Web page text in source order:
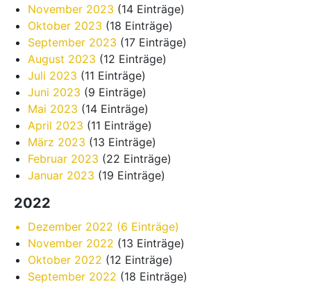
November 2023 (14 Einträge)
Oktober 2023 (18 Einträge)
September 2023 (17 Einträge)
August 2023 (12 Einträge)
Juli 2023 (11 Einträge)
Juni 2023 (9 Einträge)
Mai 2023 (14 Einträge)
April 2023 (11 Einträge)
März 2023 (13 Einträge)
Februar 2023 (22 Einträge)
Januar 2023 (19 Einträge)
2022
Dezember 2022 (6 Einträge)
November 2022 (13 Einträge)
Oktober 2022 (12 Einträge)
September 2022 (18 Einträge)